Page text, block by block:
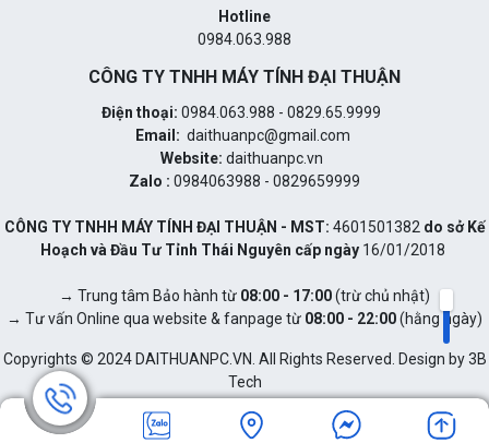
Hotline
0984.063.988
CÔNG TY TNHH MÁY TÍNH ĐẠI THUẬN
Điện thoại: 0984.063.988 - 0829.65.9999
Email: daithuanpc@gmail.com
Website: daithuanpc.vn
Zalo : 0984063988 - 0829659999
CÔNG TY TNHH MÁY TÍNH ĐẠI THUẬN - MST: 4601501382 do sở Kế
Hoạch và Đầu Tư Tỉnh Thái Nguyên cấp ngày 16/01/2018
→ Trung tâm Bảo hành từ 08:00 - 17:00(trừ chủ nhật)
→ Tư vấn Online qua website & fanpage từ 08:00 - 22:00(hằng ngày)
Copyrights © 2024 DAITHUANPC.VN. All Rights Reserved. Design by 3B
Tech